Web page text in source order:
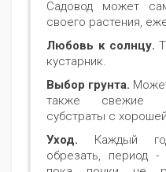
Садовод может
своего растения,
Любовь к солнцу.
кустарник.
Выбор грунта.
также свежие
субстраты с
Уход. Каждый
обрезать, период